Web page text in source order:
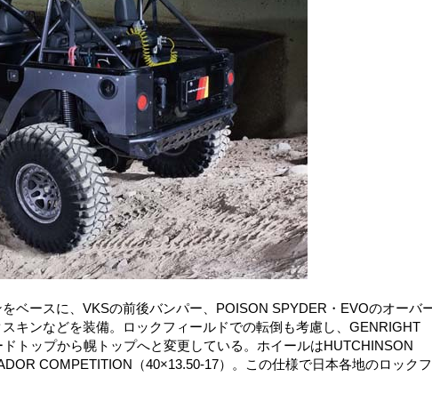
ベースに、VKSの前後バンパー、POISON SPYDER・EVOのオーバ
キンなどを装備。ロックフィールドでの転倒も考慮し、GENRIGHT
トップから幌トップへと変更している。ホイールはHUTCHINSON
COMPETITION（40×13.50-17）。この仕様で日本各地のロック